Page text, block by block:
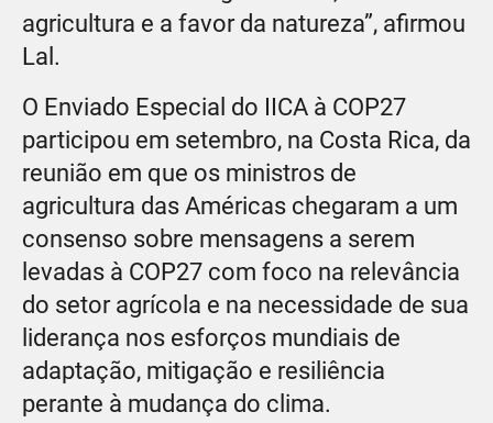
agricultura e a favor da natureza”, afirmou
Lal.
O Enviado Especial do IICA à COP27
participou em setembro, na Costa Rica, da
reunião em que os ministros de
agricultura das Américas chegaram a um
consenso sobre mensagens a serem
levadas à COP27 com foco na relevância
do setor agrícola e na necessidade de sua
liderança nos esforços mundiais de
adaptação, mitigação e resiliência
perante à mudança do clima.